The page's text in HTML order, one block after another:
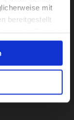
mit
bereitgestellt
hier.